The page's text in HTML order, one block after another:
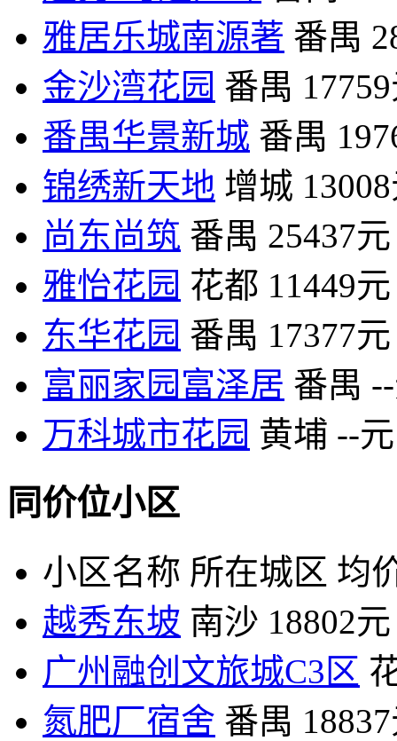
雅居乐城南源著 番禺
金沙湾花园 番禺
番禺华景新城 番禺
锦绣新天地 增城
尚东尚筑 番禺 25437元
雅怡花园 花都 11449元
东华花园 番禺 17377元
富丽家园富泽居 番禺
万科城市花园 黄埔 --元
同价位小区
小区名称 所在城区 均
越秀东坡 南沙 18802元
广州融创文旅城C3区
氮肥厂宿舍 番禺